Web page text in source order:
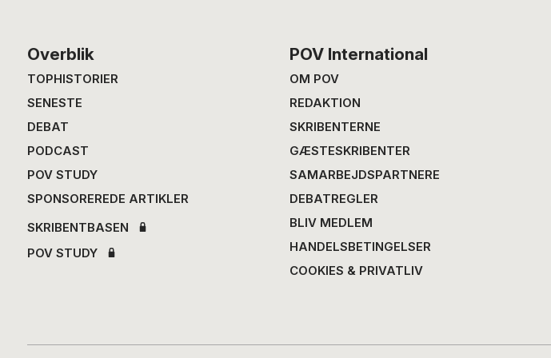
Footer
Overblik
TOPHISTORIER
SENESTE
DEBAT
PODCAST
POV STUDY
SPONSOREREDE ARTIKLER
SKRIBENTBASEN
POV STUDY
POV International
OM POV
REDAKTION
SKRIBENTERNE
GÆSTESKRIBENTER
SAMARBEJDSPARTNERE
DEBATREGLER
BLIV MEDLEM
HANDELSBETINGELSER
COOKIES & PRIVATLIV